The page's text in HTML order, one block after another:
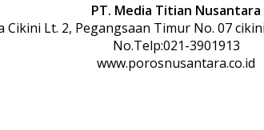
PT. Media Titian Nusantara
Cikini Lt. 2, Pegangsaan Timur No. 07
No.Telp:021-3901913
www.porosnusantara.co.id